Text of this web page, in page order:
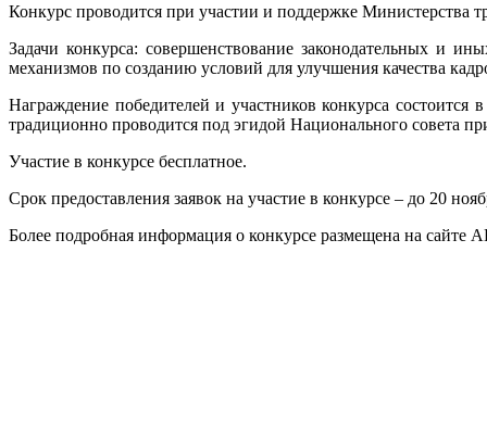
Конкурс проводится при участии и поддержке Министерства
Задачи конкурса: совершенствование законодательных и
механизмов по созданию условий для улучшения качества
Награждение победителей и участников конкурса
традиционно проводится под эгидой Национального совета
Участие в конкурсе бесплатное.
Срок предоставления заявок на участие в конкурсе – до 20
Более подробная информация о конкурсе размещена на сайте